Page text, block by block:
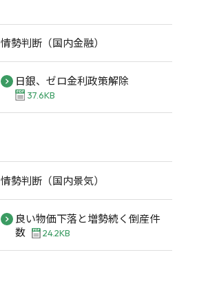
情勢判断（国内金融）
日銀、ゼロ金利政策解除
37.6KB
情勢判断（国内景気）
良い物価下落と増勢続く倒産件
数
24.2KB